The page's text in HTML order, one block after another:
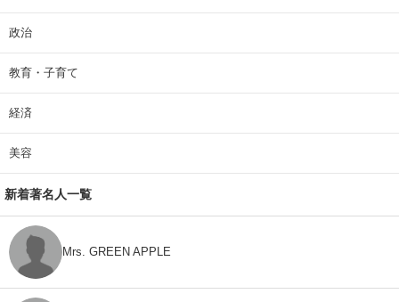
政治
教育・子育て
経済
美容
新着著名人一覧
Mrs. GREEN APPLE